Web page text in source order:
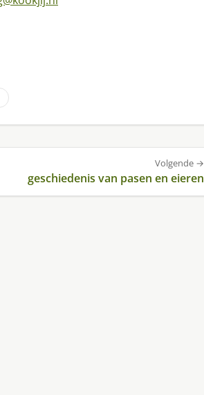
Volgende →
geschiedenis van pasen en eieren